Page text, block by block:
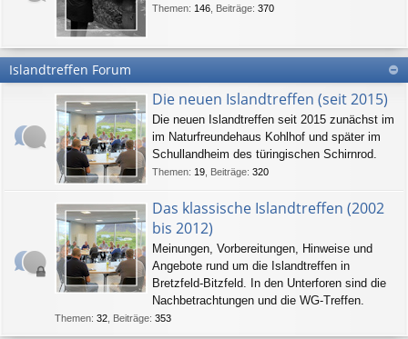
Themen: 146 Beiträge: 370
Islandtreffen Forum
Die neuen Islandtreffen (seit 2015)
Die neuen Islandtreffen seit 2015 zunächst im
im Naturfreundehaus Kohlhof und später im
Schullandheim des türingischen Schirnrod.
Themen: 19 Beiträge: 320
Das klassische Islandtreffen (2002
bis 2012)
Meinungen, Vorbereitungen, Hinweise und
Angebote rund um die Islandtreffen in
Bretzfeld-Bitzfeld. In den Unterforen sind die
Nachbetrachtungen und die WG-Treffen.
Themen: 32 Beiträge: 353